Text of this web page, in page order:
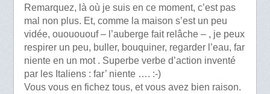
Remarquez, là où je suis en ce moment, c’est pas
mal non plus. Et, comme la maison s’est un peu
vidée, ououououf – l’auberge fait relâche – , je peux
respirer un peu, buller, bouquiner, regarder l’eau, far
niente en un mot . Superbe verbe d’action inventé
par les Italiens : far’ niente …. :-)
Vous vous en fichez tous, et vous avez bien raison.